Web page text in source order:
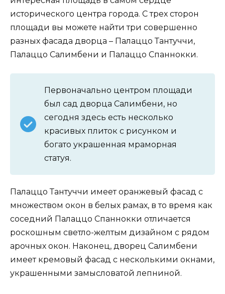
исторического центра города. С трех сторон
площади вы можете найти три совершенно
разных фасада дворца – Палаццо Тантуччи,
Палаццо Салимбени и Палаццо Спаннокки.
Первоначально центром площади
был сад дворца Салимбени, но
сегодня здесь есть несколько
красивых плиток с рисунком и
богато украшенная мраморная
статуя.
Палаццо Тантуччи имеет оранжевый фасад с
множеством окон в белых рамах, в то время как
соседний Палаццо Спаннокки отличается
роскошным светло-желтым дизайном с рядом
арочных окон. Наконец, дворец Салимбени
имеет кремовый фасад с несколькими окнами,
украшенными замысловатой лепниной.